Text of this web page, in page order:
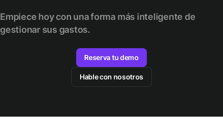
Empiece hoy con una forma más inteligente de
gestionar sus gastos.
Reserva tu demo
Hable con nosotros